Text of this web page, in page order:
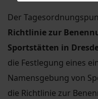
Der
Richtlinie zur
Sportstätten in
die Festlegung eines
Namensgebung von
die Richtlinie zur